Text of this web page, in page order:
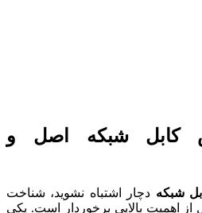
کابل شبکه اصل و
شبکه دچار اشتباه نشوید، شناخت
اهمیت بالایی برخوردار است. یکی